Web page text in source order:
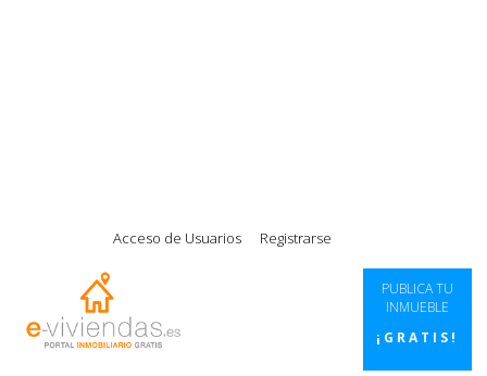
Acceso de Usuarios Registrarse
PUBLICA TU
INMUEBLE
¡GRATIS!